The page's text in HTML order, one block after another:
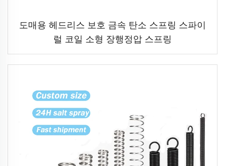
도매용 헤드리스 보호 금속 탄소 스프링 스파이
럴 코일 소형 장행정압 스프링